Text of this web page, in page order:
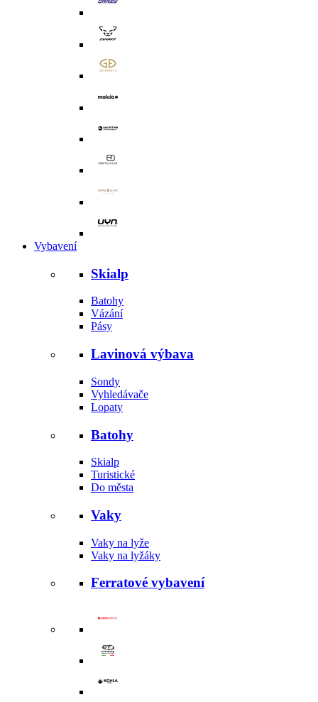
Vybavení
Skialp
Batohy
Vázání
Pásy
Lavinová výbava
Sondy
Vyhledávače
Lopaty
Batohy
Skialp
Turistické
Do města
Vaky
Vaky na lyže
Vaky na lyžáky
Ferratové vybavení